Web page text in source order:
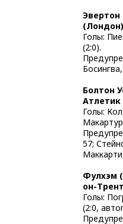
Эвертон
Голы:
(2:0).
Болтон
Атлетик
Голы:
57;
Фулхэм
он-
Голы:
(2:0,